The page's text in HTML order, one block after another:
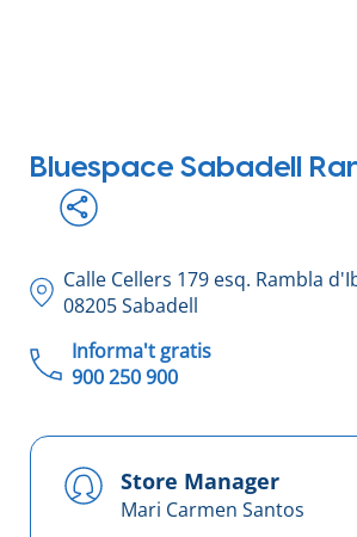
Bluespace Sabadell
Calle Cellers 179 esq. Rambla
08205 Sabadell
Informa't gratis
900 250 900
Store Manager
Mari Carmen Santos